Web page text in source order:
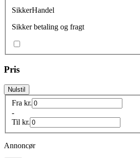
SikkerHandel
Sikker betaling og fragt
Pris
Nulstil
Fra kr.
-
Til kr.
Annoncør